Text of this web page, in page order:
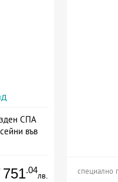
СПА
във
751.04
лв. специално